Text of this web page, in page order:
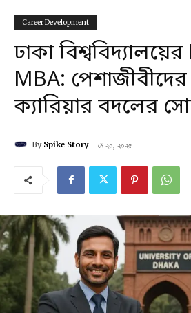
Career Development
ঢাকা
MBA:
ক্যারিয়ার বদলের
By Spike Story মে ২০, ২০২৫